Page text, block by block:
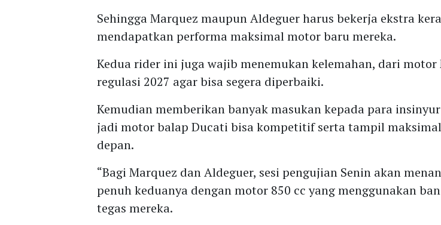
Sehingga Marquez maupun Aldeguer harus bekerja ekstra
mendapatkan performa maksimal motor baru mereka.
Kedua rider ini juga wajib menemukan kelemahan, dari motor
regulasi 2027 agar bisa segera diperbaiki.
Kemudian memberikan banyak masukan kepada para
jadi motor balap Ducati bisa kompetitif serta tampil
depan.
“Bagi Marquez dan Aldeguer, sesi pengujian Senin akan
penuh keduanya dengan motor 850 cc yang menggunakan
tegas mereka.